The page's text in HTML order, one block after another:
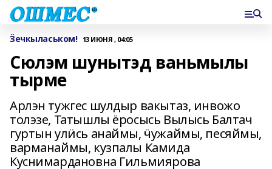
Ӟечкыласьком! 13 ИЮНЯ , 04:05
Сюлэм шунытэд ваньмылы
тырме
Арлэн тужгес шулдыр вакытаз, инвожо
толэзе, Татышлы ёросысь Вылысь Балтач
гуртын улӥсь анаймы, ӵужаймы, песяймы,
варманаймы, кузпалы Камида
Куснимардановна Гильмиярова